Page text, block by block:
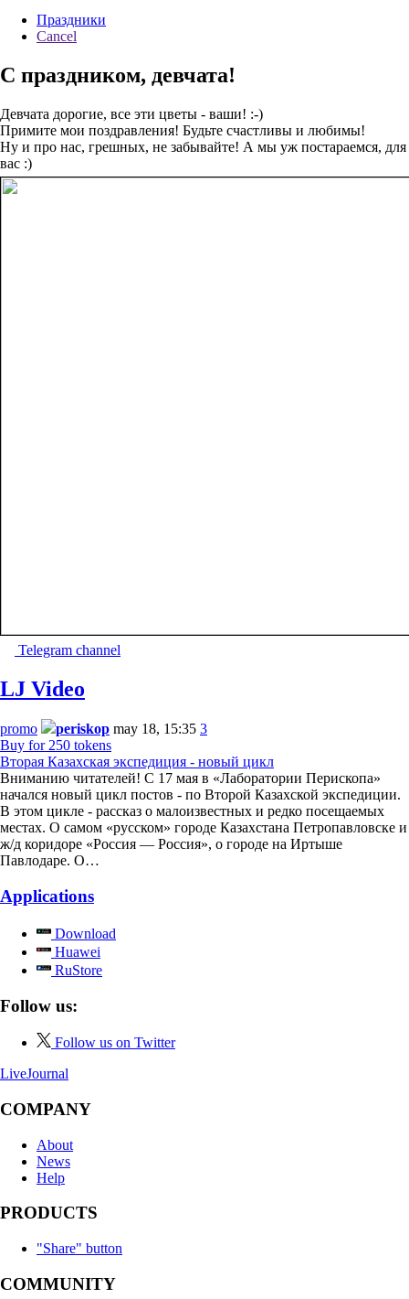
Праздники
Cancel
С праздником, девчата!
Девчата дорогие, все эти цветы - ваши! :-)
Примите мои поздравления! Будьте счастливы и любимы!
Ну и про нас, грешных, не забывайте! А мы уж постараемся, для
вас :)
Telegram channel
LJ Video
promo periskop may 18, 15:35 3
Buy for 250 tokens
Вторая Казахская экспедиция - новый цикл
Вниманию читателей! С 17 мая в «Лаборатории Перископа»
начался новый цикл постов - по Второй Казахской экспедиции.
В этом цикле - рассказ о малоизвестных и редко посещаемых
местах. О самом «русском» городе Казахстана Петропавловске и
ж/д коридоре «Россия — Россия», о городе на Иртыше
Павлодаре. О…
Applications
Download
Huawei
RuStore
Follow us:
Follow us on Twitter
LiveJournal
COMPANY
About
News
Help
PRODUCTS
"Share" button
COMMUNITY